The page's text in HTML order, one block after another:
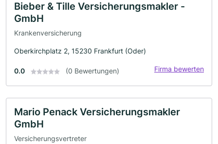
Bieber & Tille Versicherungsmakler -
GmbH
Krankenversicherung
Oberkirchplatz 2, 15230 Frankfurt (Oder)
0.0 (0 Bewertungen) Firma bewerten
Mario Penack Versicherungsmakler
GmbH
Versicherungsvertreter